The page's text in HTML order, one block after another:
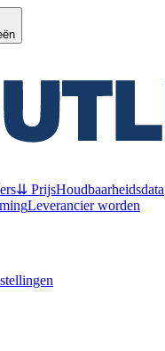
⇊ PrijsHoudbaarheidsdata
Leverancier worden